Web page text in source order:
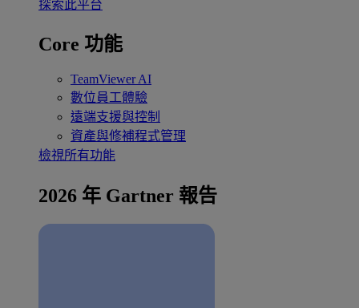
探索此平台
Core 功能
TeamViewer AI
數位員工體驗
遠端支援與控制
資產與修補程式管理
檢視所有功能
2026 年 Gartner 報告